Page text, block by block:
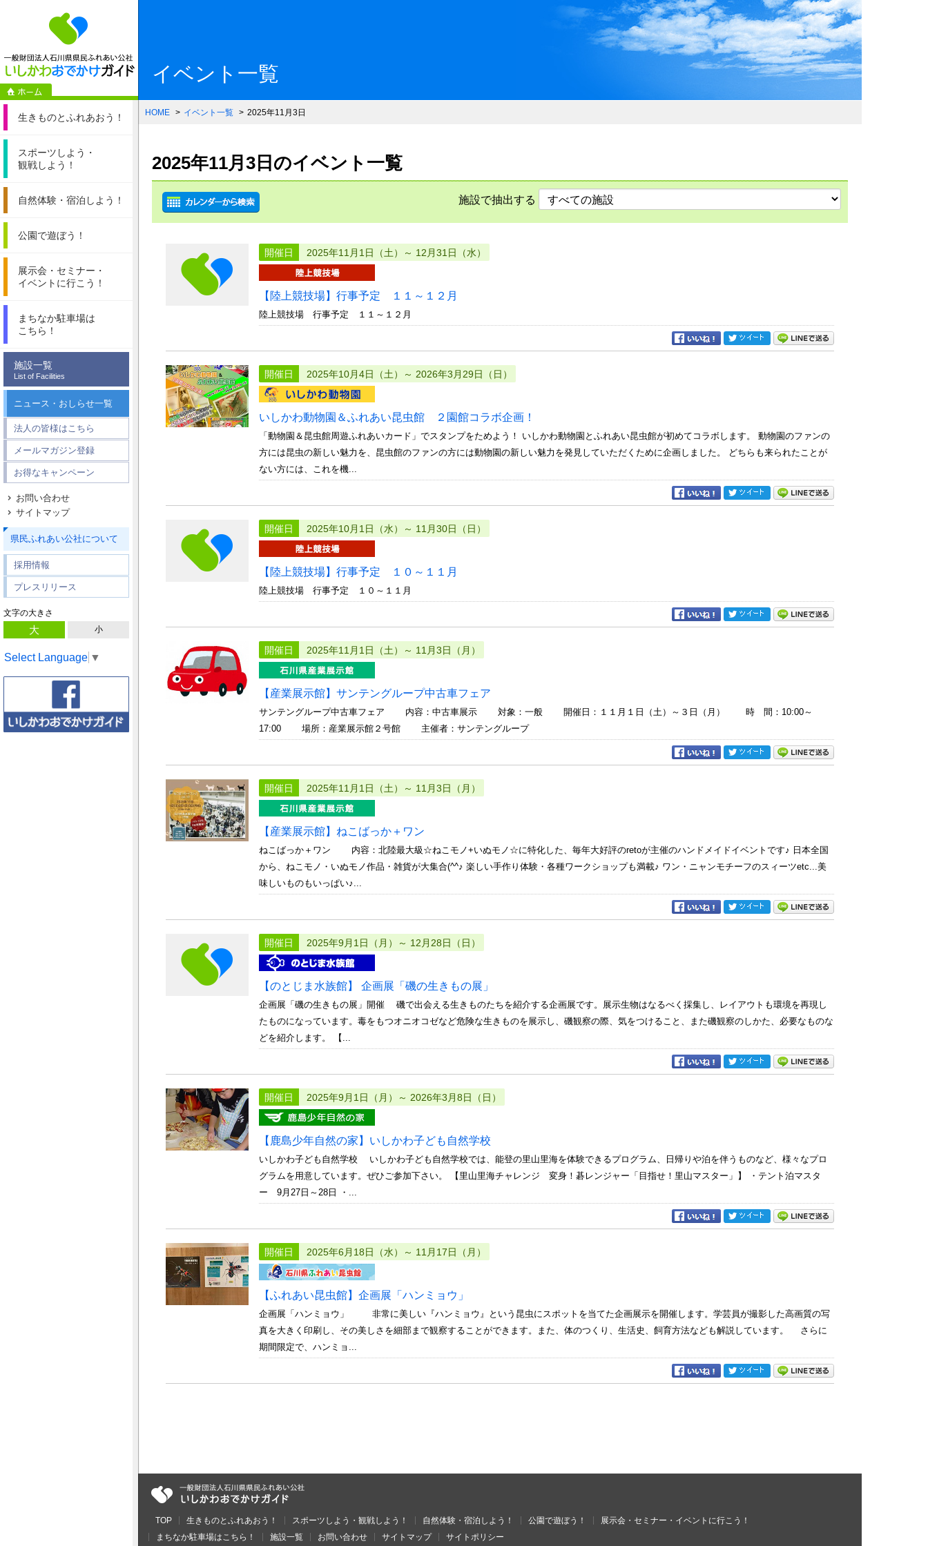
一般財団法人石川県県民ふれあい公社 いしかわおでかけガイド
生きものとふれあおう！
スポーツしよう・
観戦しよう！
自然体験・ 宿泊しよう！
公園で遊ぼう！
展示会・セミナー・
イベントに行こう！
まちなか駐車場は
こちら！
施設一覧
List of Facilities
ニュース・おしらせ一覧
法人の皆様はこちら
メールマガジン登録
お得なキャンペーン
お問い合わせ
サイトマップ
県民ふれあい公社について
採用情報
プレスリリース
文字の大きさ
大 小
Select Language ▼
イベント一覧
HOME イベント一覧 2025年11月3日
2025年11月3日のイベント一覧
施設で抽出する
開催日 2025年11月1日（土）～ 12月31日（水）
【陸上競技場】行事予定 １１～１２月
陸上競技場 行事予定 １１～１２月
開催日 2025年10月4日（土）～ 2026年3月29日（日）
いしかわ動物園＆ふれあい昆虫館 ２園館コラボ企画！
「動物園＆昆虫館周遊ふれあいカード」でスタンプをためよう！ いしかわ動物園とふれあい昆虫館が初めてコラボします。 動物園のファンの
方には昆虫の新しい魅力を、昆虫館のファンの方には動物園の新しい魅力を発見していただくために企画しました。 どちらも来られたことが
ない方には、これを機...
開催日 2025年10月1日（水）～ 11月30日（日）
【陸上競技場】行事予定 １０～１１月
陸上競技場 行事予定 １０～１１月
開催日 2025年11月1日（土）～ 11月3日（月）
【産業展示館】サンテングループ中古車フェア
サンテングループ中古車フェア 内容：中古車展示 対象：一般 開催日：１１月１日（土）～３日（月） 時 間：10:00～
17:00 場所：産業展示館２号館 主催者：サンテングループ
開催日 2025年11月1日（土）～ 11月3日（月）
【産業展示館】ねこばっか＋ワン
ねこばっか＋ワン 内容：北陸最大級☆ねこモノ+いぬモノ☆に特化した、毎年大好評のretoが主催のハンドメイドイベントです♪ 日本全国
から、ねこモノ・いぬモノ作品・雑貨が大集合(^^♪ 楽しい手作り体験・各種ワークショップも満載♪ ワン・ニャンモチーフのスィーツetc...美
味しいものもいっぱい♪...
開催日 2025年9月1日（月）～ 12月28日（日）
【のとじま水族館】 企画展「磯の生きもの展」
企画展「磯の生きもの展」開催 磯で出会える生きものたちを紹介する企画展です。展示生物はなるべく採集し、レイアウトも環境を再現し
たものになっています。毒をもつオニオコゼなど危険な生きものを展示し、磯観察の際、気をつけること、また磯観察のしかた、必要なものな
どを紹介します。 【...
開催日 2025年9月1日（月）～ 2026年3月8日（日）
【鹿島少年自然の家】いしかわ子ども自然学校
いしかわ子ども自然学校 いしかわ子ども自然学校では、能登の里山里海を体験できるプログラム、日帰りや泊を伴うものなど、様々なプロ
グラムを用意しています。ぜひご参加下さい。 【里山里海チャレンジ 変身！碁レンジャー「目指せ！里山マスター」】 ・テント泊マスタ
ー 9月27日～28日 ・...
開催日 2025年6月18日（水）～ 11月17日（月）
【ふれあい昆虫館】企画展「ハンミョウ」
企画展「ハンミョウ」 非常に美しい『ハンミョウ』という昆虫にスポットを当てた企画展示を開催します。学芸員が撮影した高画質の写
真を大きく印刷し、その美しさを細部まで観察することができます。また、体のつくり、生活史、飼育方法なども解説しています。 さらに
期間限定で、ハンミョ...
TOP 生きものとふれあおう！ スポーツしよう・観戦しよう！ 自然体験・宿泊しよう！ 公園で遊ぼう！
展示会・セミナー・イベントに行こう！
まちなか駐車場はこちら！
施設一覧 お問い合わせ サイトマップ サイトポリシー